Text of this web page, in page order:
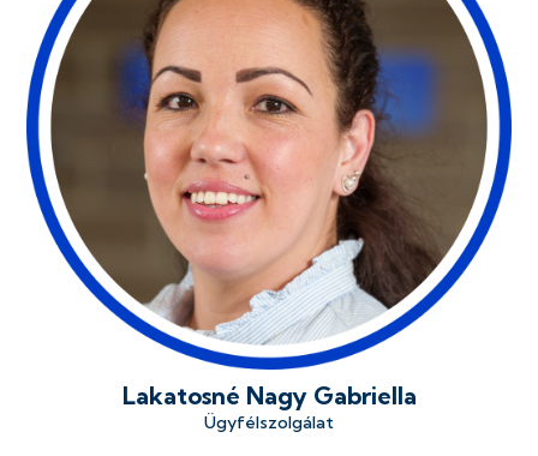
Lakatosné Nagy Gabriella
Ügyfélszolgálat